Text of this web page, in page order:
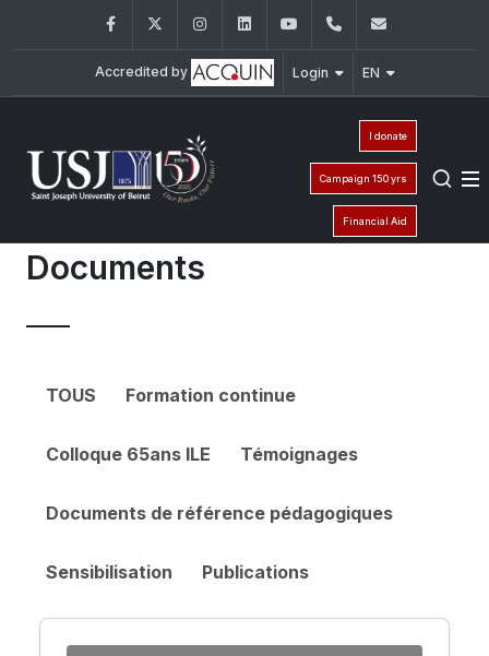
FacebookTwitter InstagramLinkedInYouTube+961 (1) 421 548
Accredited by Login EN
I donate
Campaign 150 yrs
Financial Aid
Documents
TOUS Formation continue
Colloque 65ans ILE Témoignages
Documents de référence pédagogiques
Sensibilisation Publications